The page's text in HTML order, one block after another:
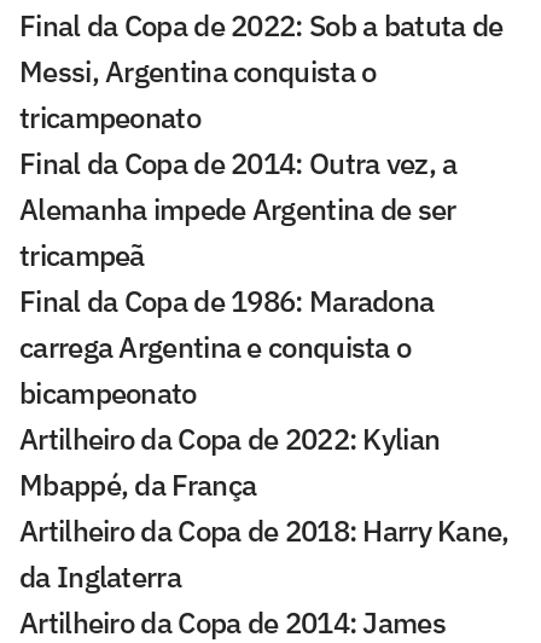
Final da Copa de 2022: Sob a batuta de
Messi, Argentina conquista o
tricampeonato
Final da Copa de 2014: Outra vez, a
Alemanha impede Argentina de ser
tricampeã
Final da Copa de 1986: Maradona
carrega Argentina e conquista o
bicampeonato
Artilheiro da Copa de 2022: Kylian
Mbappé, da França
Artilheiro da Copa de 2018: Harry Kane,
da Inglaterra
Artilheiro da Copa de 2014: James